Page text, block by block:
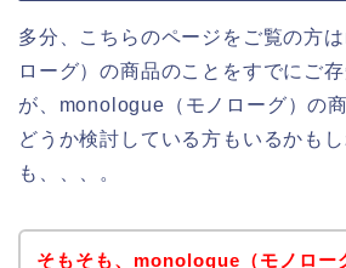
多分、こちらのページをご覧の方
ローグ）の商品のことをすでにご
が、monologue（モノローグ）の
どうか検討している方もいるかも
も、、、。
そもそも、monologue（モノロー